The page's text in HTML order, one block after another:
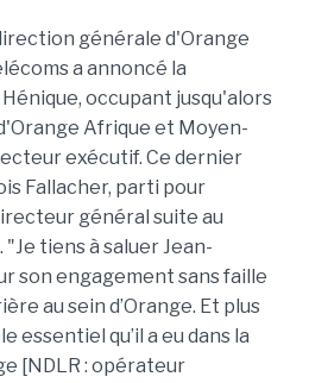
générale d'Orange
a annoncé la
occupant jusqu'alors
Afrique et Moyen-
exécutif. Ce dernier
Fallacher, parti pour
général suite au
tiens à saluer Jean-
son engagement sans faille
au sein d’Orange. Et plus
essentiel qu’il a eu dans la
[NDLR : opérateur